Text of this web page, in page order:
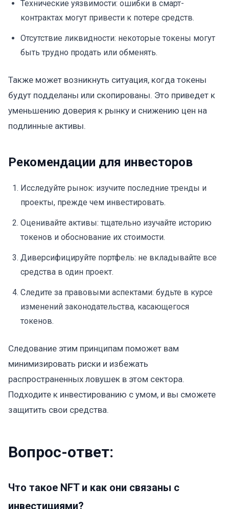
Технические уязвимости: ошибки в смарт-
контрактах могут привести к потере средств.
Отсутствие ликвидности: некоторые токены могут
быть трудно продать или обменять.
Также может возникнуть ситуация, когда токены
будут подделаны или скопированы. Это приведет к
уменьшению доверия к рынку и снижению цен на
подлинные активы.
Рекомендации для инвесторов
Исследуйте рынок: изучите последние тренды и
проекты, прежде чем инвестировать.
Оценивайте активы: тщательно изучайте историю
токенов и обоснование их стоимости.
Диверсифицируйте портфель: не вкладывайте все
средства в один проект.
Следите за правовыми аспектами: будьте в курсе
изменений законодательства, касающегося
токенов.
Следование этим принципам поможет вам
минимизировать риски и избежать
распространенных ловушек в этом сектора.
Подходите к инвестированию с умом, и вы сможете
защитить свои средства.
Вопрос-ответ:
Что такое NFT и как они связаны с
инвестициями?